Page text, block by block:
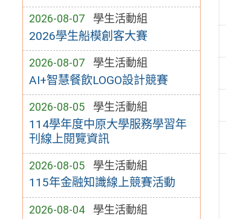
2026-08-07 學生活動組
2026學生船模創客大賽
2026-08-07 學生活動組
AI+智慧餐飲LOGO設計競賽
2026-08-05 學生活動組
114學年度中原大學服務學習年
刊線上閱覽資訊
2026-08-05 學生活動組
115年金融知識線上競賽活動
2026-08-04 學生活動組